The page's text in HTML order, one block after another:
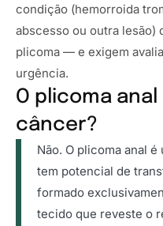
condição (hemorroida
abscesso ou outra lesão)
plicoma — e exigem
urgência.
O plicoma
câncer?
Não. O plicoma anal é
tem potencial de
formado
tecido que reveste o